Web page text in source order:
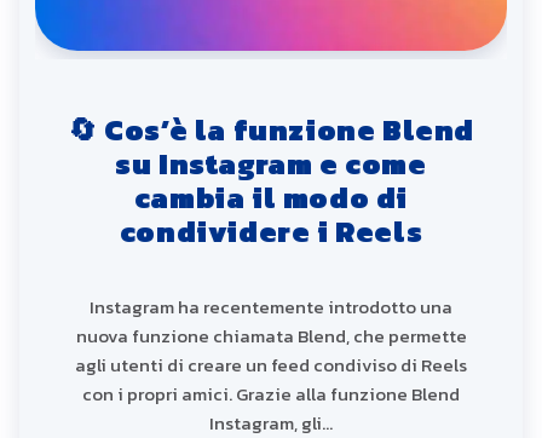
🔄 Cos’è la funzione Blend
su Instagram e come
cambia il modo di
condividere i Reels
Instagram ha recentemente introdotto una
nuova funzione chiamata Blend, che permette
agli utenti di creare un feed condiviso di Reels
con i propri amici. Grazie alla funzione Blend
Instagram, gli…